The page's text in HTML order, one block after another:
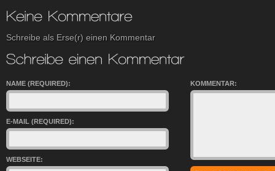
Schreibe als Erse(r) einen Kommentar
NAME (REQUIRED):
E-MAIL (REQUIRED):
WEBSEITE:
KOMMENTAR: